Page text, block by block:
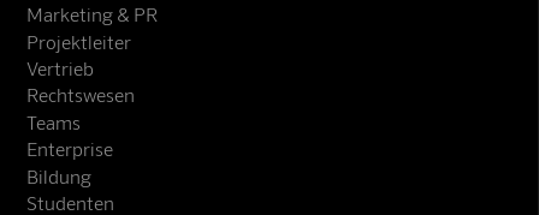
Marketing & PR
Projektleiter
Vertrieb
Rechtswesen
Teams
Enterprise
Bildung
Studenten